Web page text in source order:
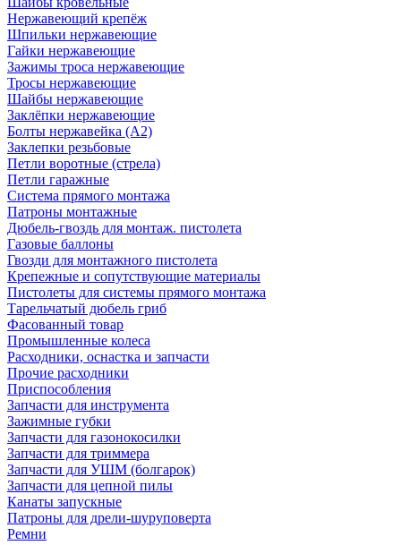
Нержавеющий крепёж
Шпильки нержавеющие
Гайки нержавеющие
Зажимы троса нержавеющие
Тросы нержавеющие
Шайбы нержавеющие
Заклёпки нержавеющие
Болты нержавейка (А2)
Заклепки резьбовые
Петли воротные (стрела)
Петли гаражные
Система прямого монтажа
Патроны монтажные
Дюбель-гвоздь для монтаж. пистолета
Газовые баллоны
Гвозди для монтажного пистолета
Крепежные и сопутствующие материалы
Пистолеты для системы прямого монтажа
Тарельчатый дюбель гриб
Фасованный товар
Промышленные колеса
Расходники, оснастка и запчасти
Прочие расходники
Приспособления
Запчасти для инструмента
Зажимные губки
Запчасти для газонокосилки
Запчасти для триммера
Запчасти для УШМ (болгарок)
Запчасти для цепной пилы
Канаты запускные
Патроны для дрели-шуруповерта
Ремни